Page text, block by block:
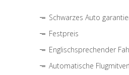
Schwarzes Auto
Festpreis
Englischsprechender
Automatische